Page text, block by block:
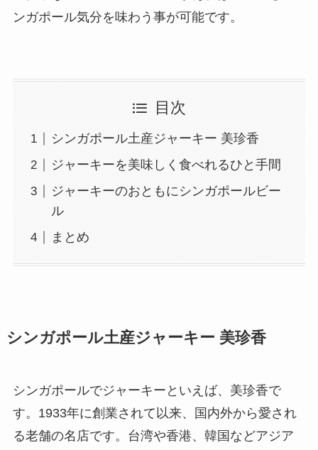
ンガポール気分を味わう事が可能です。
目次
シンガポール土産ジャーキー 美珍香
ジャーキーを美味しく食べれるひと手間
ジャーキーのおともにシンガポールビー
ル
まとめ
シンガポール土産ジャーキー 美珍香
シンガポールでジャーキーといえば、美珍香で
す。1933年に創業されて以来、国内外から愛され
る老舗の名店です。台湾や香港、韓国などアジア